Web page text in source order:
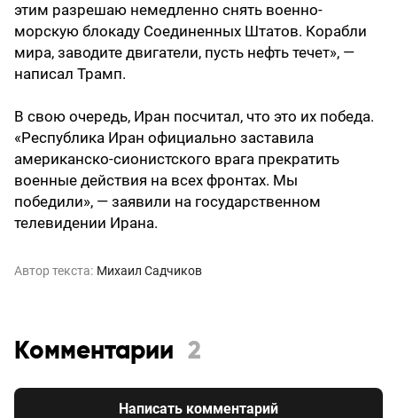
этим разрешаю немедленно снять военно-
морскую блокаду Соединенных Штатов. Корабли
мира, заводите двигатели, пусть нефть течет», —
написал Трамп.
В свою очередь, Иран посчитал, что это их победа.
«Республика Иран официально заставила
американско-сионистского врага прекратить
военные действия на всех фронтах. Мы
победили», — заявили на государственном
телевидении Ирана.
Автор текста: Михаил Садчиков
Комментарии 2
Написать комментарий